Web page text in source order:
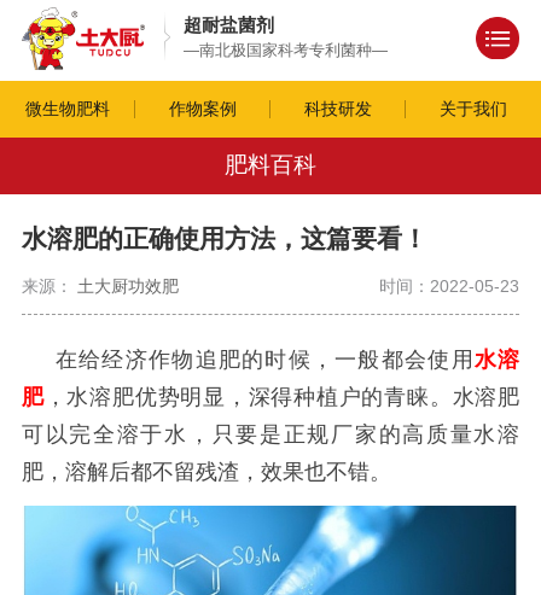
超耐盐菌剂
—南北极国家科考专利菌种—
微生物肥料 作物案例 科技研发 关于我们
肥料百科
水溶肥的正确使用方法，这篇要看！
来源： 土大厨功效肥 时间：2022-05-23
在给经济作物追肥的时候，一般都会使用 水溶
肥，水溶肥优势明显，深得种植户的青睐。水溶肥
可以完全溶于水，只要是正规厂家的高质量水溶
肥，溶解后都不留残渣，效果也不错。